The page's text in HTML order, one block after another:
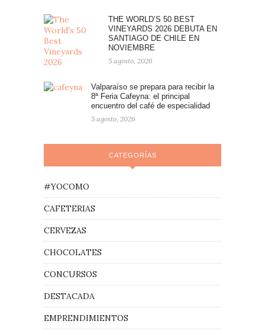
THE WORLD’S 50 BEST
VINEYARDS 2026 DEBUTA EN
SANTIAGO DE CHILE EN
NOVIEMBRE
5 agosto, 2026
Valparaíso se prepara para recibir la
8ª Feria Cafeyna: el principal
encuentro del café de especialidad
5 agosto, 2026
CATEGORÍAS
#YOCOMO
CAFETERIAS
CERVEZAS
CHOCOLATES
CONCURSOS
DESTACADA
EMPRENDIMIENTOS